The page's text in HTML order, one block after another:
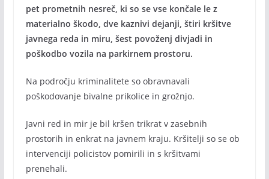
pet prometnih nesreč, ki so se vse končale le z
materialno škodo, dve kaznivi dejanji, štiri kršitve
javnega reda in miru, šest povoženj divjadi in
poškodbo vozila na parkirnem prostoru.
Na področju kriminalitete so obravnavali
poškodovanje bivalne prikolice in grožnjo.
Javni red in mir je bil kršen trikrat v zasebnih
prostorih in enkrat na javnem kraju. Kršitelji so se ob
intervenciji policistov pomirili in s kršitvami
prenehali.